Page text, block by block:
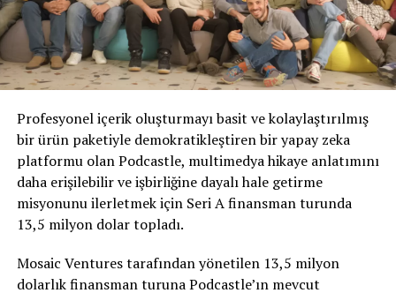
Profesyonel içerik oluşturmayı basit ve kolaylaştırılmış
bir ürün paketiyle demokratikleştiren bir yapay zeka
platformu olan Podcastle, multimedya hikaye anlatımını
daha erişilebilir ve işbirliğine dayalı hale getirme
misyonunu ilerletmek için Seri A finansman turunda
13,5 milyon dolar topladı.
Mosaic Ventures tarafından yönetilen 13,5 milyon
dolarlık finansman turuna Podcastle’ın mevcut